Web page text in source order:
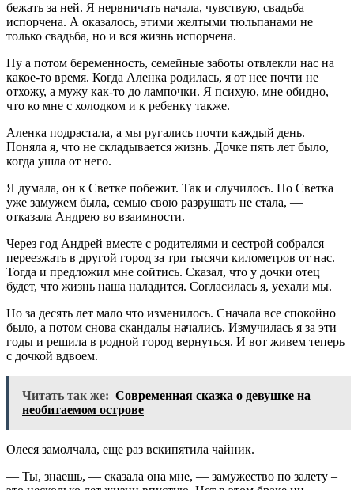
бежать за ней. Я нервничать начала, чувствую, свадьба
испорчена. А оказалось, этими желтыми тюльпанами не
только свадьба, но и вся жизнь испорчена.
Ну а потом беременность, семейные заботы отвлекли нас на
какое-то время. Когда Аленка родилась, я от нее почти не
отхожу, а мужу как-то до лампочки. Я психую, мне обидно,
что ко мне с холодком и к ребенку также.
Аленка подрастала, а мы ругались почти каждый день.
Поняла я, что не складывается жизнь. Дочке пять лет было,
когда ушла от него.
Я думала, он к Светке побежит. Так и случилось. Но Светка
уже замужем была, семью свою разрушать не стала, —
отказала Андрею во взаимности.
Через год Андрей вместе с родителями и сестрой собрался
переезжать в другой город за три тысячи километров от нас.
Тогда и предложил мне сойтись. Сказал, что у дочки отец
будет, что жизнь наша наладится. Согласилась я, уехали мы.
Но за десять лет мало что изменилось. Сначала все спокойно
было, а потом снова скандалы начались. Измучилась я за эти
годы и решила в родной город вернуться. И вот живем теперь
с дочкой вдвоем.
Читать так же: Современная сказка о девушке на
необитаемом острове
Олеся замолчала, еще раз вскипятила чайник.
— Ты, знаешь, — сказала она мне, — замужество по залету –